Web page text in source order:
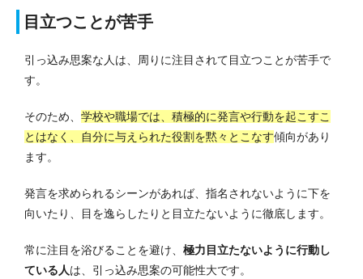
目立つことが苦手
引っ込み思案な人は、周りに注目されて目立つことが苦手で
す。
そのため、 学校や職場では、積極的に発言や行動を起こすこ
とはなく、自分に与えられた役割を黙々とこなす傾向があり
ます。
発言を求められるシーンがあれば、指名されないように下を
向いたり、目を逸らしたりと目立たないように徹底します。
常に注目を浴びることを避け、 極力目立たないように行動し
ている人は、引っ込み思案の可能性大です。